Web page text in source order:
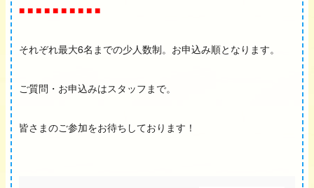
■ ■ ■ ■ ■ ■ ■ ■ ■ ■
それぞれ最大6名までの少人数制。お申込み順となります。
ご質問・お申込みはスタッフまで。
皆さまのご参加をお待ちしております！